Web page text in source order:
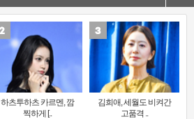
하츠투하츠 카르멘, 깜
찍하게 [..
김희애, 세월도 비켜간
고품격 ..